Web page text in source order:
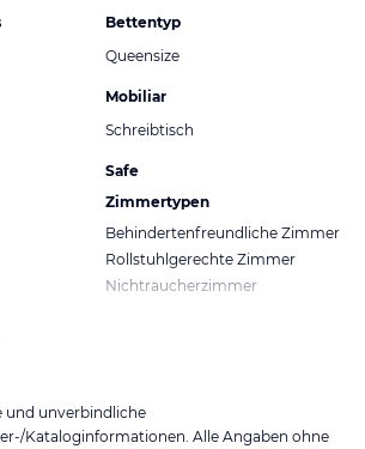
Bettentyp
Queensize
Mobiliar
Schreibtisch
Safe
Zimmertypen
Behindertenfreundliche Zimmer
Rollstuhlgerechte Zimmer
Nichtraucherzimmer
und unverbindliche
Kataloginformationen. Alle Angaben ohne